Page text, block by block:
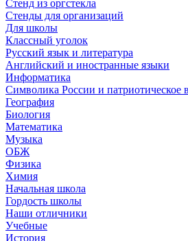
Стенд из оргстекла
Стенды для организаций
Для школы
Классный уголок
Русский язык и литература
Английский и иностранные языки
Информатика
Символика России и патриотическое
География
Биология
Математика
Музыка
ОБЖ
Физика
Химия
Начальная школа
Гордость школы
Наши отличники
Учебные
История